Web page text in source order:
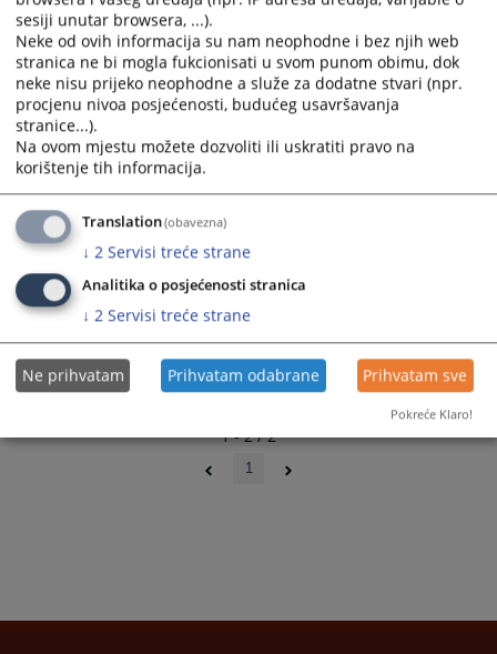
and
select
a
date.
Press
the
question
mark
key
to
the
keyboard
for
changing
and
select
a
date.
Press
the
mark
key
get
the
keyboard
for
changing
1 - 2 / 2
1
sesiji unutar browsera, ...).
Neke od ovih informacija su nam neophodne i bez njih web
stranica ne bi mogla fukcionisati u svom punom obimu, dok
neke nisu prijeko neophodne a služe za dodatne stvari (npr.
procjenu nivoa posjećenosti, budućeg usavršavanja
stranice...).
Na ovom mjestu možete dozvoliti ili uskratiti pravo na
korištenje tih informacija.
Translation(obavezna)
↓ 2 Servisi treće strane
Analitika o posjećenosti stranica
↓ 2 Servisi treće strane
Ne prihvatam Prihvatam odabrane Prihvatam sve
Pokreće Klaro!